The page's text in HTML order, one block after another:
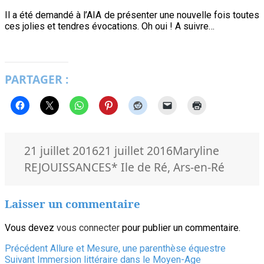
Il a été demandé à l’AIA de présenter une nouvelle fois toutes
ces jolies et tendres évocations. Oh oui ! A suivre…
PARTAGER :
Publié
le
21 juillet 201621 juillet 2016Auteur
Maryline
REJOUISSANCESMots-
* Ile de Ré,Ars-en-Ré
Laisser un commentaire
Vous devez vous connecter pour publier un commentaire.
Navigation
Précédent Article
précédent :
Allure et Mesure, une parenthèse équestre
Suivant Article
Immersion littéraire dans le Moyen-Age